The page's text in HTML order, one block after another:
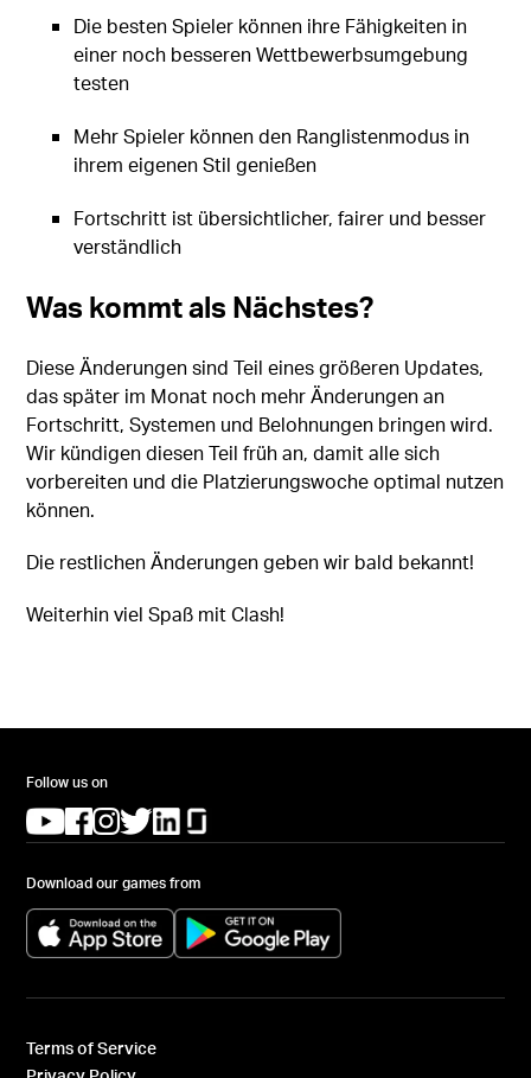
Die besten Spieler können ihre Fähigkeiten in
einer noch besseren Wettbewerbsumgebung
testen
Mehr Spieler können den Ranglistenmodus in
ihrem eigenen Stil genießen
Fortschritt ist übersichtlicher, fairer und besser
verständlich
Was kommt als Nächstes?
Diese Änderungen sind Teil eines größeren Updates,
das später im Monat noch mehr Änderungen an
Fortschritt, Systemen und Belohnungen bringen wird.
Wir kündigen diesen Teil früh an, damit alle sich
vorbereiten und die Platzierungswoche optimal nutzen
können.
Die restlichen Änderungen geben wir bald bekannt!
Weiterhin viel Spaß mit Clash!
Follow us on
(opens in a new tab)
(opens in a new tab)
(opens in a new tab)
(opens in a new tab)
(opens in a new tab)
Download our games from
(opens in a new tab) (opens in a new tab)
Terms of Service